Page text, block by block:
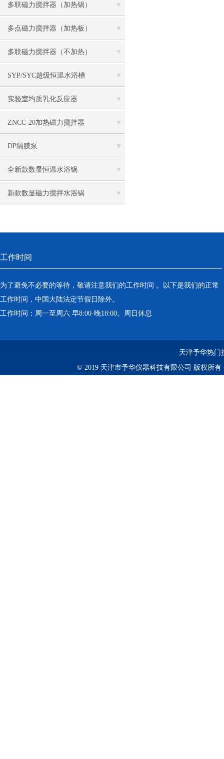
多联磁力搅拌器（加热锅）
多点磁力搅拌器（加热板）
多联磁力搅拌器（不加热）
SYP/SYC超级恒温水浴槽
实验室均质乳化反应器
ZNCC-20加热磁力搅拌器
DP隔膜泵
全新款数显恒温水浴锅
新款数显磁力搅拌水浴锅
工作时间
为了避免不必要的等待，敬请注意我们的工作时间 。以下是我们的正常
工作时间，中国大陆法定节假日除外。
工作时间：周一至周六 早8:00-晚18:00。周日休息
天津予华热门
© 2019 天津市予华仪器科技有限公司 版权所有